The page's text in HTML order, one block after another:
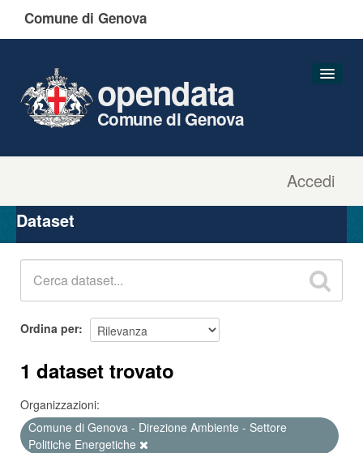
Comune di Genova
Accedi
opendata
Comune di Genova
Organizzazioni
Gruppi
Dataset
Ordina per
1 dataset trovato
Organizzazioni:
Comune di Genova - Direzione Ambiente - Settore
Politiche Energetiche